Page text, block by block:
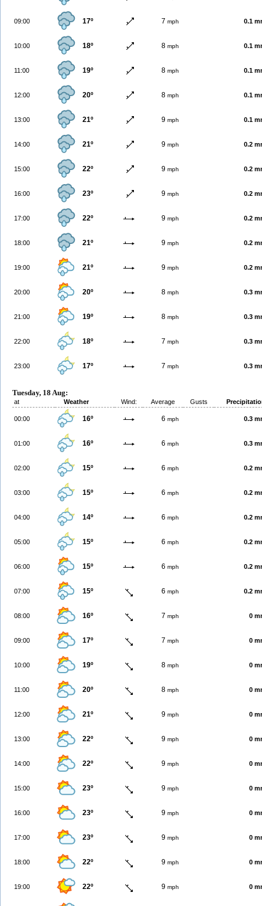
09:00 17º 7 mph 0.1
10:00 18º 8 mph 0.1
11:00 19º 8 mph 0.1
12:00 20º 8 mph 0.1
13:00 21º 9 mph 0.1
14:00 21º 9 mph 0.2
15:00 22º 9 mph 0.2
16:00 23º 9 mph 0.2
17:00 22º 9 mph 0.2
18:00 21º 9 mph 0.2
19:00 21º 9 mph 0.2
20:00 20º 8 mph 0.3
21:00 19º 8 mph 0.3
22:00 18º 7 mph 0.3
23:00 17º 7 mph 0.3
Tuesday, 18 Aug:
at Weather Wind: Average Gusts
00:00 16º 6 mph 0.3
01:00 16º 6 mph 0.3
02:00 15º 6 mph 0.2
03:00 15º 6 mph 0.2
04:00 14º 6 mph 0.2
05:00 15º 6 mph 0.2
06:00 15º 6 mph 0.2
07:00 15º 6 mph 0.2
08:00 16º 7 mph 0
09:00 17º 7 mph 0
10:00 19º 8 mph 0
11:00 20º 8 mph 0
12:00 21º 9 mph 0
13:00 22º 9 mph 0
14:00 22º 9 mph 0
15:00 23º 9 mph 0
16:00 23º 9 mph 0
17:00 23º 9 mph 0
18:00 22º 9 mph 0
19:00 22º 9 mph 0